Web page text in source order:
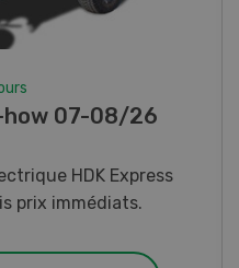
08/26
de poche LANDI